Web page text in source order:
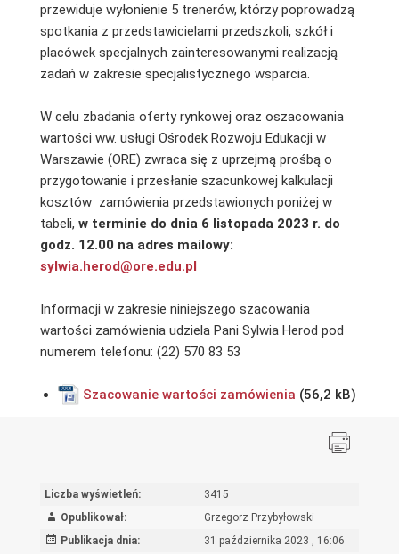
przewiduje wyłonienie 5 trenerów, którzy poprowadzą
spotkania z przedstawicielami przedszkoli, szkół i
placówek specjalnych zainteresowanymi realizacją
zadań w zakresie specjalistycznego wsparcia.
W celu zbadania oferty rynkowej oraz oszacowania
wartości ww. usługi Ośrodek Rozwoju Edukacji w
Warszawie (ORE) zwraca się z uprzejmą prośbą o
przygotowanie i przesłanie szacunkowej kalkulacji
kosztów zamówienia przedstawionych poniżej w
tabeli, w terminie do dnia 6 listopada 2023 r. do
godz. 12.00 na adres mailowy:
sylwia.herod@ore.edu.pl
Informacji w zakresie niniejszego szacowania
wartości zamówienia udziela Pani Sylwia Herod pod
numerem telefonu: (22) 570 83 53
Szacowanie wartości zamówienia
Liczba wyświetleń:
3415
Opublikował:
Grzegorz Przybyłowski
Publikacja dnia:
31 października 2023 , 16:06